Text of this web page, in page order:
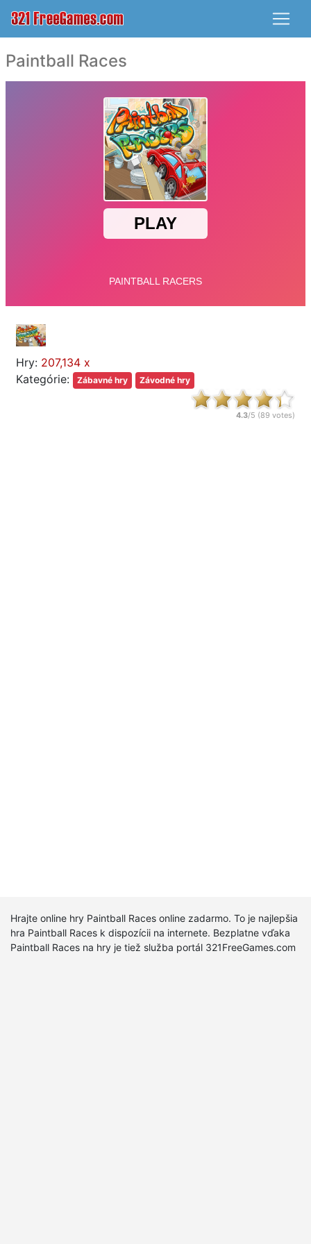
Paintball Races
Hry: 207,134 x
Kategórie:
Zábavné hry Závodné hry
4.3/5 (89 votes)
Hrajte online hry Paintball Races online zadarmo. To je najlepšia
hra Paintball Races k dispozícii na internete. Bezplatne vďaka
Paintball Races na hry je tiež služba portál 321FreeGames.com